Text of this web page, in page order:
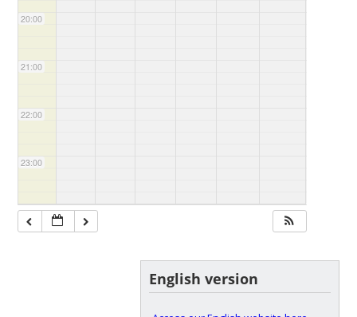
20:00
21:00
22:00
23:00
English version